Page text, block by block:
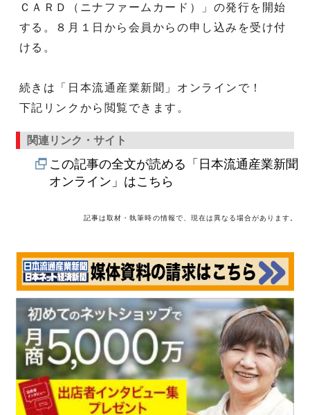
ＣＡＲＤ（ニナファームカード）」の発行を開始
する。８月１日から会員からの申し込みを受け付
ける。
続きは「日本流通産業新聞」オンラインで！
下記リンクから閲覧できます。
関連リンク・サイト
この記事の全文が読める「日本流通産業新聞
オンライン」はこちら
記事は取材・執筆時の情報で、現在は異なる場合があります。